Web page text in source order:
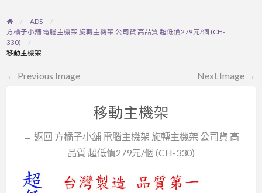
ADS
方橘子小舖 電腦主機架 旋轉主機架 公司貨 高品質 超低價279元/個 (CH-
330)
移動主機架
← Previous Image Next Image →
移動主機架
← 返回 方橘子小舖 電腦主機架 旋轉主機架 公司貨 高
品質 超低價279元/個 (CH-330)